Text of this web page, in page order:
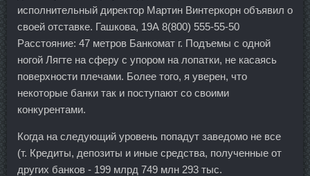
исполнительный директор Мартин Винтеркорн объявил о
своей отставке. Гашкова, 19А 8(800) 555-55-50
Расстояние: 47 метров Банкомат г. Подъемы с одной
ногой Лягте на сферу с упором на лопатки, не касаясь
поверхности плечами. Более того, я уверен, что
некоторые банки так и поступают со своими
конкурентами.
Когда на следующий уровень попадут заведомо не все
(т. Кредиты, депозиты и иные средства, полученные от
других банков - 199 млрд 749 млн 293 тыс.